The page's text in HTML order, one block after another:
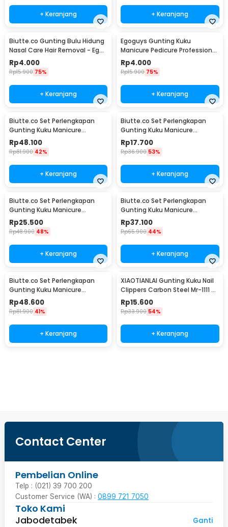
+ Keranjang + Keranjang
Biutte.co Gunting Bulu Hidung
Nasal Care Hair Removal - Ego-
1Rp4.000
Rp15.900 75%
+ Keranjang
Egoguys Gunting Kuku
Manicure Pedicure Professional
Stainless Steel - NT97
Rp4.000
Rp15.900 75%
+ Keranjang
Biutte.co Set Perlengkapan
Gunting Kuku Manicure
Pedicure Nail Clipper 18 PCS -
S0M020
Rp48.100
Rp81.900 42%
+ Keranjang
Biutte.co Set Perlengkapan
Gunting Kuku Manicure
Pedicure Nail Clipper 7 PCS -
S0M020
Rp17.700
Rp36.900 53%
+ Keranjang
Biutte.co Set Perlengkapan
Gunting Kuku Manicure
Pedicure Nail Clipper 10 PCS -
S0M020
Rp25.500
Rp48.900 48%
+ Keranjang
Biutte.co Set Perlengkapan
Gunting Kuku Manicure
Pedicure Nail Clipper 12 PCS -
S0M020
Rp37.100
Rp65.900 44%
+ Keranjang
Biutte.co Set Perlengkapan
Gunting Kuku Manicure
Pedicure Nail Clipper 16 PCS -
S0M020
Rp48.600
Rp81.900 41%
+ Keranjang
XIAOTIANLAI Gunting Kuku Nail
Clippers Carbon Steel Mr-1111 -
XGK
Rp15.600
Rp33.900 54%
+ Keranjang
Contact Center
Pembelian Online
Telp : (021) 39 700 200
Customer Service (WA) : 0899 721 7050
Toko Kami
Jabodetabek
Ganti